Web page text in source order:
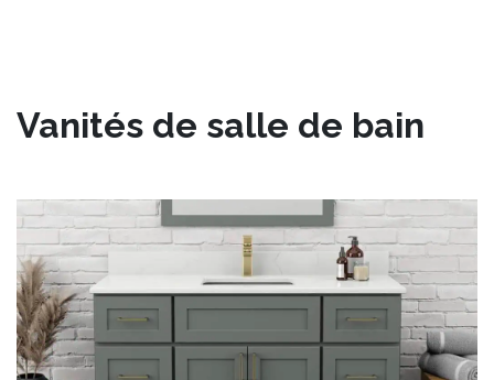
Vanités de salle de bain